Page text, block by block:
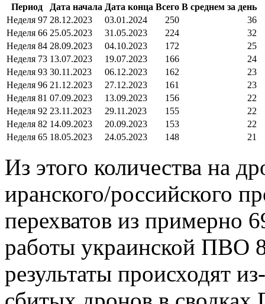
Период Дата начала Дата конца Всего В среднем за день
Неделя 97 28.12.2023 03.01.2024 250
36
Неделя 66 25.05.2023 31.05.2023 224
32
Неделя 84 28.09.2023 04.10.2023 172
25
Неделя 73 13.07.2023 19.07.2023 166
24
Неделя 93 30.11.2023 06.12.2023 162
23
Неделя 96 21.12.2023 27.12.2023 161
23
Неделя 81 07.09.2023 13.09.2023 156
22
Неделя 92 23.11.2023 29.11.2023 155
22
Неделя 82 14.09.2023 20.09.2023 153
22
Неделя 65 18.05.2023 24.05.2023 148 21
Из этого количества на
иранского/российского
перехватов из примерно
работы украинской ПВО
результаты происходят